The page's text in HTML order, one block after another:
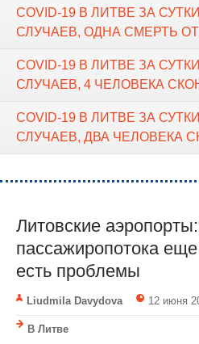
COVID-19 В ЛИТВЕ ЗА
СЛУЧАЕВ, ОДНА СМЕРТЬ
COVID-19 В ЛИТВЕ ЗА
СЛУЧАЕВ, 4 ЧЕЛОВЕКА
COVID-19 В ЛИТВЕ ЗА
СЛУЧАЕВ, ДВА ЧЕЛОВЕКА
Литовские
пассажиропотока еще
есть проблемы
Liudmila Davydova 12 июня
В Литве